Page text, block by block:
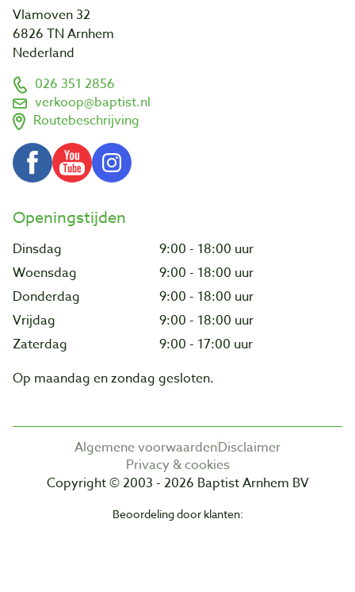
Vlamoven 32
6826 TN Arnhem
Nederland
026 351 2856
verkoop@baptist.nl
Routebeschrijving
Openingstijden
Dinsdag
9:00 - 18:00 uur
Woensdag
9:00 - 18:00 uur
Donderdag
9:00 - 18:00 uur
Vrijdag
9:00 - 18:00 uur
Zaterdag
9:00 - 17:00 uur
Op maandag en zondag gesloten.
Algemene voorwaardenDisclaimer
Privacy & cookies
Copyright © 2003 - 2026 Baptist Arnhem BV
Beoordeling door klanten: